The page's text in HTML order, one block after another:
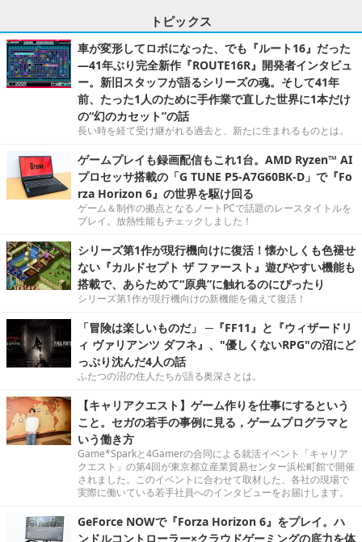
トピックス
車が変形してロボになった、でも『ルート16』だった
―41年ぶり完全新作『ROUTE16R』開発者インタビュ
ー。新旧スタッフが語るシリーズの魂。そして41年
前、たった1人のために手作業で直した世界に1本だけ
の“幻のカセット”の話
長い時を経て受け継がれる過去と、新たに生まれるものとは。
ゲームプレイも録画配信もこれ1台。AMD Ryzen™ AI
プロセッサ搭載の「G TUNE P5-A7G60BK-D」で『Fo
rza Horizon 6』の世界を駆け回る
ゲーム＆制作の拠点となるノートPCで話題のレースタイトルを
プレイ。放熱性能もチェックしました！
シリーズ第1作が現行機向けに復活！懐かしくも色褪せ
ない『カルドセプト ザ ファースト』遊びやすい機能も
搭載で、あらためて“原典”に触れるのにぴったり
シリーズ第1作が現行機向けの新機能を備えて復活！
「冒険は楽しいものだ」 ─『FF11』と『ウィザードリ
ィ ヴァリアンツ ダフネ』、"優しくないRPG"の沼にど
っぷり沈んだ4人の話
ふたつの沼の住人たちが語る奥深さとは。
【キャリアクエスト】ゲーム作りを仕事にするという
こと。セガの若手の事例に見る，ゲームプログラマと
いう働き方
Game*Sparkと4Gamerの合同による就活イベント「キャリア
クエスト」の第4回が東京都立産業貿易センター浜松町館で開催
されました。このイベントに合わせて取材した、各社の現場で
実際に働いている若手社員へのインタビューをお届けします。
GeForce NOWで『Forza Horizon 6』をプレイ。ハ
ンドルコントローラー×クラウドゲーミングの底力を体